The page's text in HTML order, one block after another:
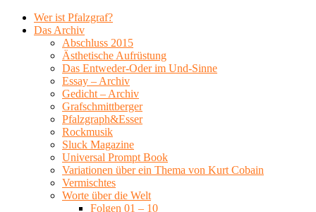
Wer ist Pfalzgraf?
Das Archiv
Abschluss 2015
Ästhetische Aufrüstung
Das Entweder-Oder im Und-Sinne
Essay – Archiv
Gedicht – Archiv
Grafschmittberger
Pfalzgraph&Esser
Rockmusik
Sluck Magazine
Universal Prompt Book
Variationen über ein Thema von Kurt Cobain
Vermischtes
Worte über die Welt
Folgen 01 – 10